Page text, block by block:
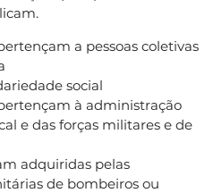
a pessoas coletivas
social
à administração
e das forças militares e de
adquiridas pelas
de bombeiros ou